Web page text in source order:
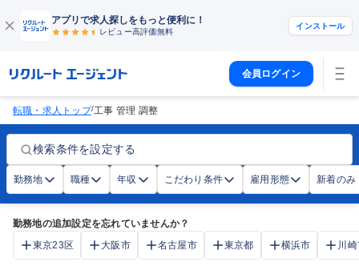
アプリで求人探しをもっと便利に！
レビュー高評価無料
インストール
会員ログイン
転職・求人トップ/工事 管理 調整
検索条件を設定する
勤務地 職種 年収 こだわり条件 雇用形態 新着のみ
勤務地の追加設定を忘れていませんか？
東京23区
大阪市 名古屋市 東京都 横浜市 川